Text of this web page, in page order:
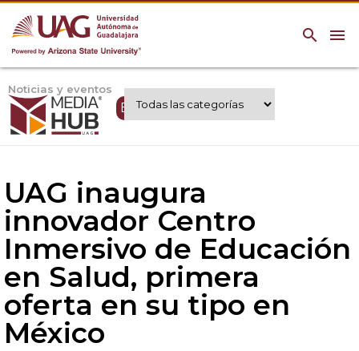
menu
search
Noticias y eventos
Expertos UAG
UAG inaugura
innovador Centro
Inmersivo de Educación
en Salud, primera
oferta en su tipo en
México